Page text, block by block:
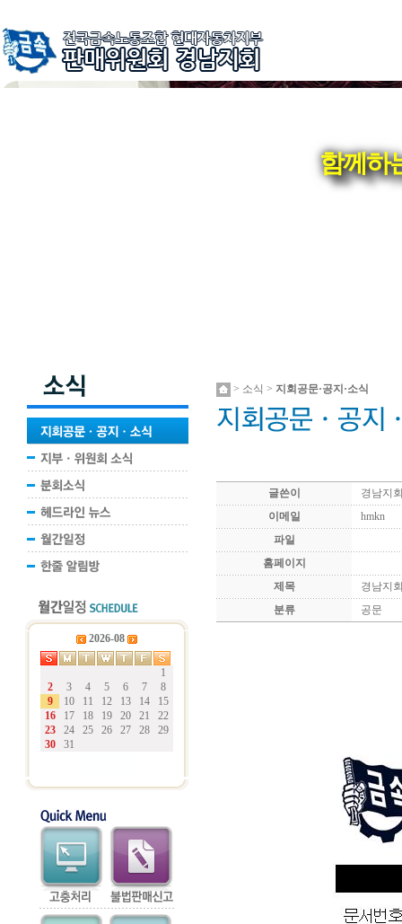
함께하
2026-08
1
2
3 4 5 6 7
8
9
10 11 12 13 14
15
16
17 18 19 20 21
22
23
24 25 26 27 28
29
30
31
> 소식 > 지회공문·공지·소식
글쓴이
경남지
이메일
hmkn
파일
홈페이지
제목
경남지
분류
공문